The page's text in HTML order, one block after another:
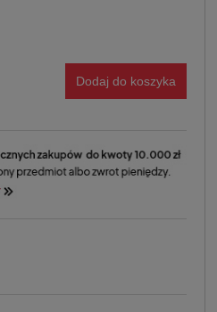
Dodaj do koszyka